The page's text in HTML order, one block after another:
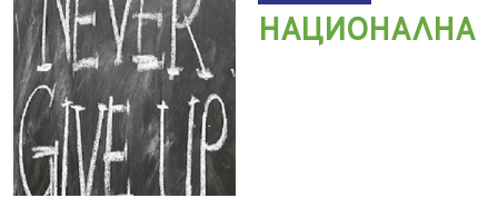
НАЦИОНАЛНА